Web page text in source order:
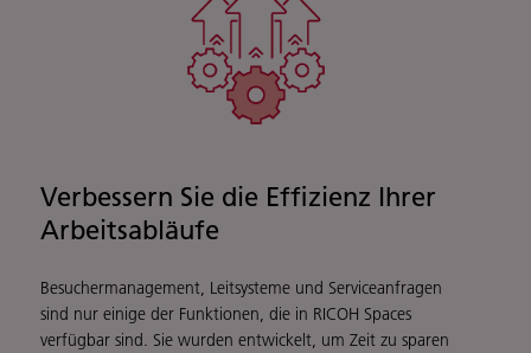
Verbessern Sie die Effizienz Ihrer
Arbeitsabläufe
Besuchermanagement, Leitsysteme und Serviceanfragen
sind nur einige der Funktionen, die in RICOH Spaces
verfügbar sind. Sie wurden entwickelt, um Zeit zu sparen